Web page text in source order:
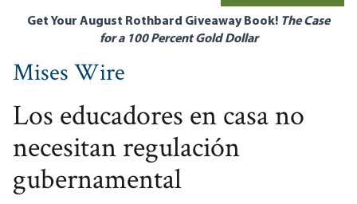
Get Your August Rothbard Giveaway Book! The Case
for a 100 Percent Gold Dollar
Mises Wire
Los educadores en casa no
necesitan regulación
gubernamental